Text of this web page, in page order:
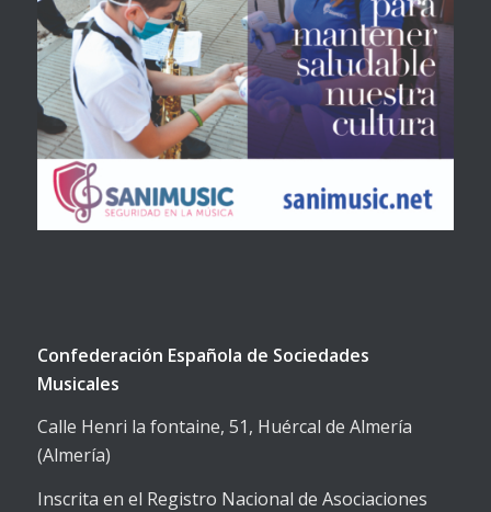
Confederación Española de Sociedades
Musicales
Calle Henri la fontaine, 51, Huércal de Almería
(Almería)
Inscrita en el Registro Nacional de Asociaciones